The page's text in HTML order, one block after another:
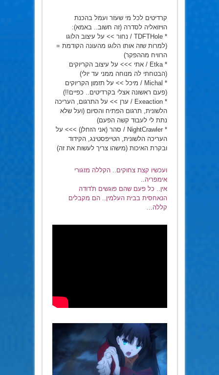
קרדיטים לכל מי שעזר ועמל בהכנת
הויזואליה לסדרה (זה חשוב.. באמא):
* TDFTHole / נחור >> על עיצוב הלוגו
(למרות שזה אותו הלוגו מהעונה הקודמת =
הרוויח מההפקר)
* Etka / אתי >>> על עיצוב הקריוקים
(הבטחתי לה מנוחה ממני עד יולי)
* Michal / מיכל >> על תזמון הקריוקים
(פעם ראשונה אצלי בקרדיטים.. כפיים!!)
* Exeaction / ערן >> על התרגום, העריכה
הלשונית, תרגום הפתיח והסיום (ועל שלא
נתת לי לעבוד קשה הפעם)
* NightCrawler / סהר (אני הזחלן) >>> על
העריכה הלשונית, הטייפסטינג, הקידוד
ובקרת האיכות (מישהו צריך לעשות את זה)
ועכשיו קצת צחוקים.. הקללה מזגורי
אימפריה..
אין.. כל פעם שהם פוגשים ת'דודה
הנאחסית בבית העלמין.. הם מקבלים
קללה…